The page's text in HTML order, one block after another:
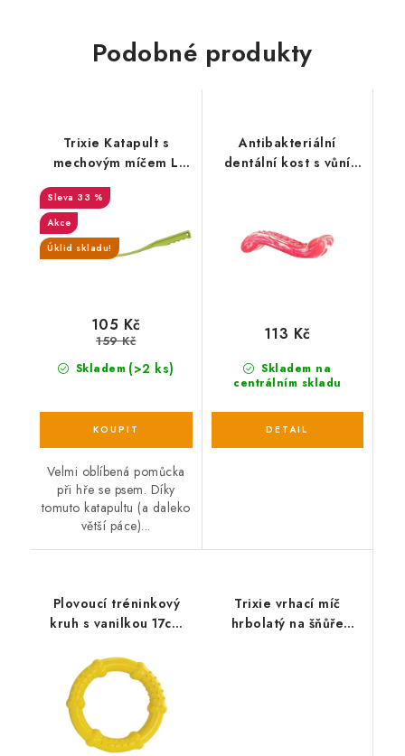
Podobné produkty
Trixie Katapult s
mechovým míčem L
(délka 70 cm)
33 %
Akce
Úklid skladu!
Skladem (>2 ks)
105 Kč
159 Kč
Velmi oblíbená pomůcka
při hře se psem. Díky
tomuto katapultu (a daleko
větší páce)...
Antibakteriální
dentální kost s vůní
Skladem na
centrálním skladu
113 Kč
Plovoucí tréninkový
kruh s vanilkou 17cm
Trixie vrhací míč
hrbolatý na šňůře